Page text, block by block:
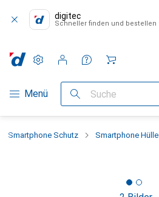
digitec
Schneller finden und bestellen
Navigation nach Kategorien
Menü Suche
Einstellungen
Kundenkonto
Vergleichslisten
Merklisten
Warenkorb
Smartphone Schutz Smartphone Hülle